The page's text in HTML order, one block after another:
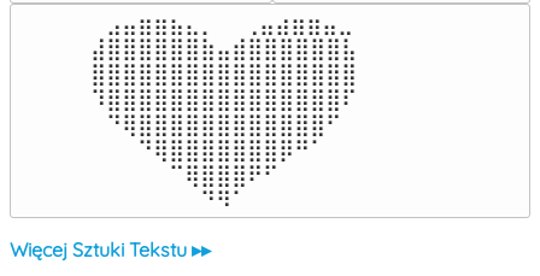
⠀⣠⣤⣶⣶⣦⣄⡀  ⠀⢀⣤⣴⣶⣶⣤⣀⠀
⣼⣿⣿⣿⣿⣿⣿⣷⣤⣾⣿⣿⣿⣿⣿⣿⣧
⣿⣿⣿⣿⣿⣿⣿⣿⣿⣿⣿⣿⣿⣿⣿⣿⣿
⠹⣿⣿⣿⣿⣿⣿⣿⣿⣿⣿⣿⣿⣿⣿⣿⠏
⠀⠙⢿⣿⣿⣿⣿⣿⣿⣿⣿⣿⣿⣿⣿⠋⠀
⠀⠀⠀⠙⢿⣿⣿⣿⣿⣿⣿⣿⡿⠛⠁⠀⠀
⠀⠀⠀⠀⠀⠉⢿⣿⣿⣿⠟⠋⠀⠀⠀⠀⠀
⠀⠀⠀⠀⠀⠀⠀⠙⠻⠁⠀⠀⠀⠀⠀⠀⠀⠀⠀⠀⠀⠀⠀
Więcej Sztuki Tekstu ▸▸